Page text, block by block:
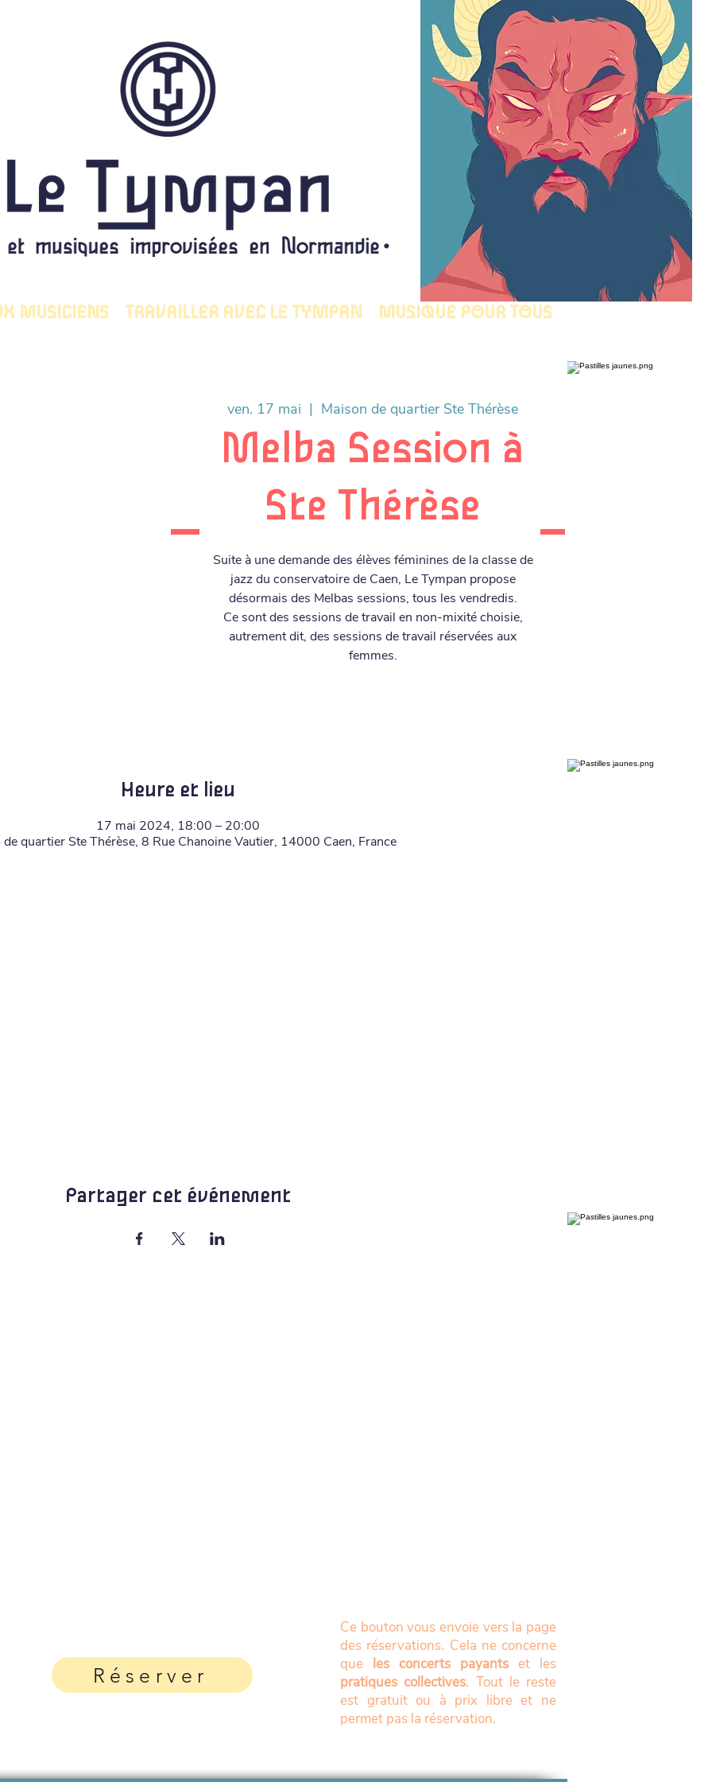
MUSICIENS TRAVAILLER AVEC LE TYMPAN MUSIQUE POUR TOUS
ven. 17 mai
  |
Maison de quartier Ste Thérèse
Melba Session à
Ste Thérèse
Suite à une demande des élèves féminines de la classe de
jazz du conservatoire de Caen, Le Tympan propose
désormais des Melbas sessions, tous les vendredis.
Ce sont des sessions de travail en non-mixité choisie,
autrement dit, des sessions de travail réservées aux
femmes.
Heure et lieu
17 mai 2024, 18:00 – 20:00
de quartier Ste Thérèse, 8 Rue Chanoine Vautier, 14000 Caen, France
Partager cet événement
Réserver
Ce bouton vous envoie vers la page
des réservations. Cela ne concerne
que les concerts payants et les
pratiques collectives. Tout le reste
est gratuit ou à prix libre et ne
permet pas la réservation.